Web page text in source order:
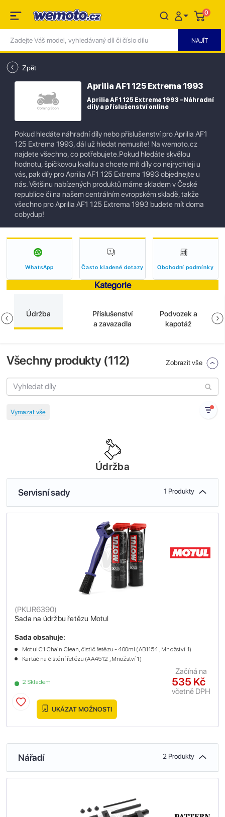
0
Zpět
Aprilia AF1 125 Extrema 1993
Aprilia AF1 125 Extrema 1993 – Náhradní
díly a příslušenství online
Pokud hledáte náhradní díly nebo příslušenství pro Aprilia AF1
125 Extrema 1993, dál už hledat nemusíte! Na wemoto.cz
najdete všechno, co potřebujete.Pokud hledáte skvělou
hodnotu, špičkovou kvalitu a chcete mít díly co nejrychleji u
vás, pak díly pro Aprilia AF1 125 Extrema 1993 objednejte u
nás. Většinu nabízených produktů máme skladem v České
republice či na našem centrálním evropském skladě, takže
všechno pro Aprilia AF1 125 Extrema 1993 budete mít doma
cobydup!
WhatsApp Často kladené dotazy Obchodní podmínky
Kategorie
Údržba
Příslušenství
a zavazadla
Podvozek a
kapotáž
Všechny produkty (112) Zobrazit vše
Údržba
Servisní sady 1 Produkty
Sada na údržbu řetězu Motul
(PKUR6390)
2 Skladem
Sada obsahuje:
Motul C1 Chain Clean, čistič řetězu - 400ml (AB1154 , Množství 1)
Kartáč na čištění řetězu (AA4512 , Množství 1)
535 Kč
včetně DPH
Začíná na
UKÁZAT MOŽNOSTI
Nářadí 2 Produkty